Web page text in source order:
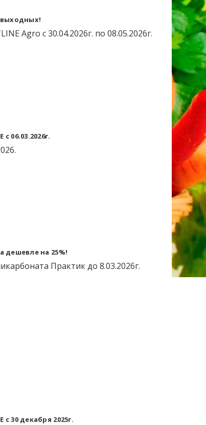
Agro с 30.04.2026г. по 08.05.2026г.
06.03.2026г.
дешевле на 25%!
Практик до 8.03.2026г.
30 декабря 2025г.